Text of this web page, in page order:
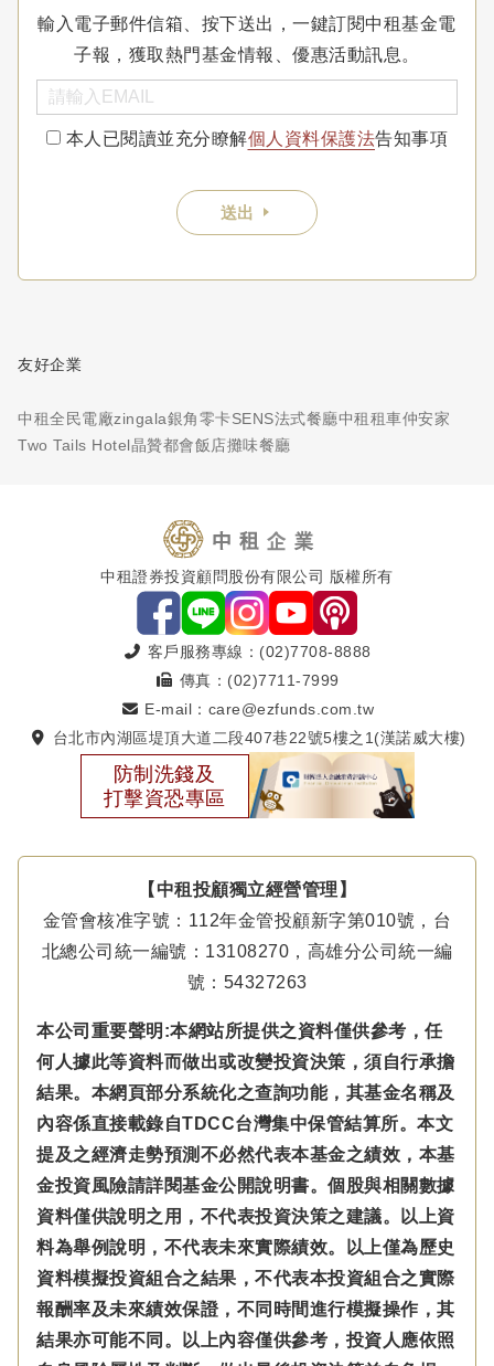
輸入電子郵件信箱、按下送出，一鍵訂閱中租基金電
子報，獲取熱門基金情報、優惠活動訊息。
本人已閱讀並充分瞭解個人資料保護法告知事項
送出
友好企業
中租全民電廠zingala銀角零卡SENS法式餐廳中租租車仲安家
Two Tails Hotel晶贊都會飯店攤味餐廳
中租證券投資顧問股份有限公司 版權所有
客戶服務專線：(02)7708-8888
傳真：(02)7711-7999
E-mail：care@ezfunds.com.tw
台北市內湖區堤頂大道二段407巷22號5樓之1(漢諾威大樓)
防制洗錢及
打擊資恐專區
【中租投顧獨立經營管理】
金管會核准字號：112年金管投顧新字第010號，台
北總公司統一編號：13108270，高雄分公司統一編
號：54327263
本公司重要聲明:本網站所提供之資料僅供參考，任
何人據此等資料而做出或改變投資決策，須自行承擔
結果。本網頁部分系統化之查詢功能，其基金名稱及
內容係直接載錄自TDCC台灣集中保管結算所。本文
提及之經濟走勢預測不必然代表本基金之績效，本基
金投資風險請詳閱基金公開說明書。個股與相關數據
資料僅供說明之用，不代表投資決策之建議。以上資
料為舉例說明，不代表未來實際績效。以上僅為歷史
資料模擬投資組合之結果，不代表本投資組合之實際
報酬率及未來績效保證，不同時間進行模擬操作，其
結果亦可能不同。以上內容僅供參考，投資人應依照